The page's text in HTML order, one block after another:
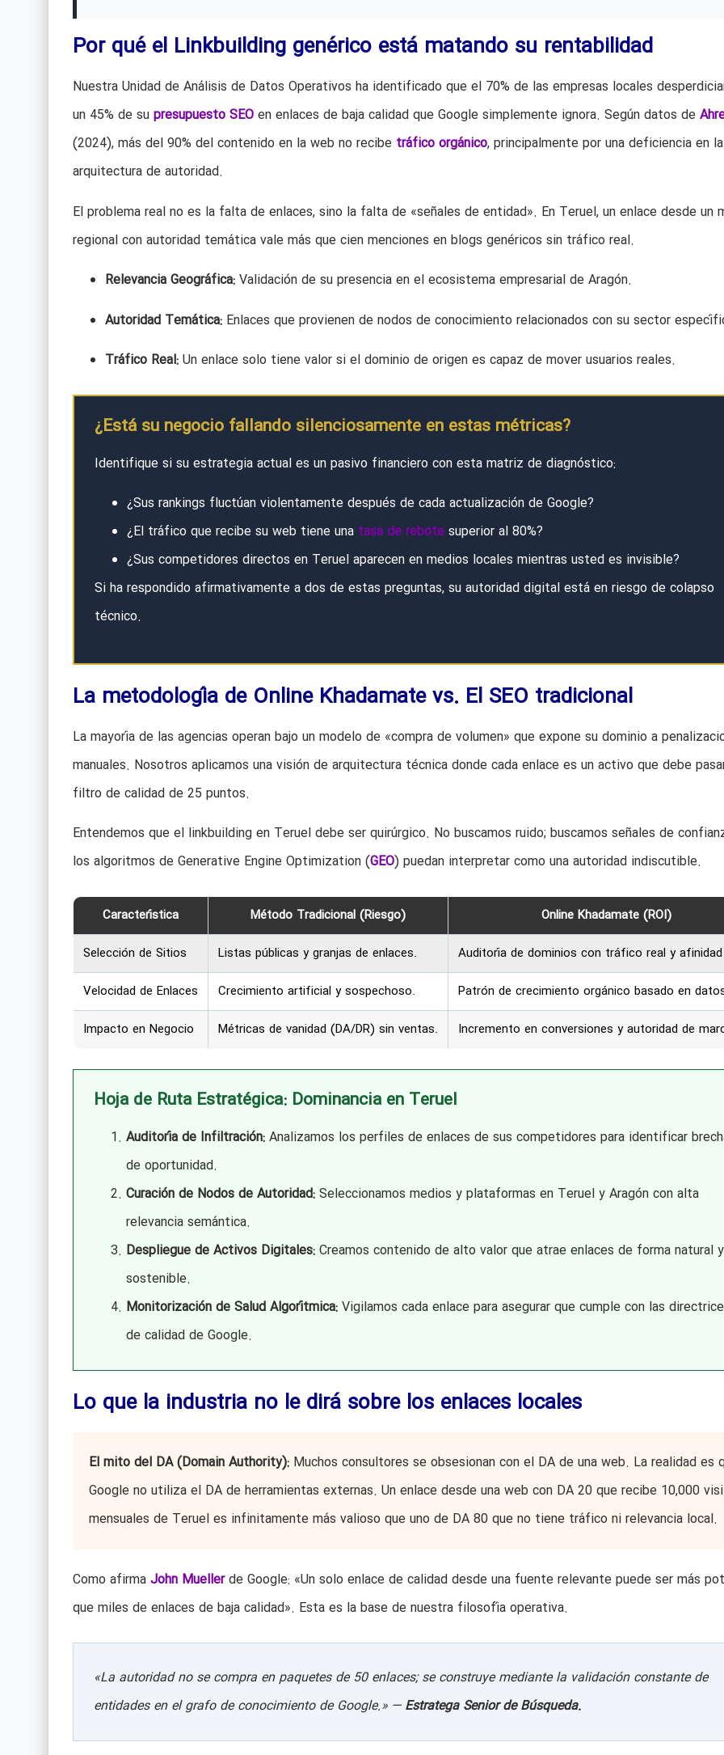
Por qué el Linkbuilding genérico está matando su rentabilidad
Nuestra Unidad de Análisis de Datos Operativos ha identificado que el 70% de las empresas locales
un 45% de su presupuesto SEOen enlaces de baja calidad que Google simplemente ignora. Según datos de
(2024), más del 90% del contenido en la web no recibe tráfico orgánico, principalmente por una deficiencia en la
arquitectura de autoridad.
El problema real no es la falta de enlaces, sino la falta de «señales de entidad». En Teruel, un enlace desde un
regional con autoridad temática vale más que cien menciones en blogs genéricos sin tráfico real.
Relevancia Geográfica:Validación de su presencia en el ecosistema empresarial de Aragón.
Autoridad Temática:Enlaces que provienen de nodos de conocimiento relacionados con su sector
Tráfico Real:Un enlace solo tiene valor si el dominio de origen es capaz de mover usuarios reales.
¿Está su negocio fallando silenciosamente en estas métricas?
Identifique si su estrategia actual es un pasivo financiero con esta matriz de diagnóstico:
¿Sus rankings fluctúan violentamente después de cada actualización de Google?
¿El tráfico que recibe su web tiene una tasa de rebotesuperior al 80%?
¿Sus competidores directos en Teruel aparecen en medios locales mientras usted es invisible?
Si ha respondido afirmativamente a dos de estas preguntas, su autoridad digital está en riesgo de colapso
técnico.
La metodología de Online Khadamate vs. El SEO tradicional
La mayoría de las agencias operan bajo un modelo de «compra de volumen» que expone su dominio a
manuales. Nosotros aplicamos una visión de arquitectura técnica donde cada enlace es un activo que debe
filtro de calidad de 25 puntos.
Entendemos que el linkbuilding en Teruel debe ser quirúrgico. No buscamos ruido; buscamos señales de
los algoritmos de Generative Engine Optimization (GEO) puedan interpretar como una autoridad indiscutible.
Característica Método Tradicional (Riesgo)
Online Khadamate (ROI)
Selección de Sitios
Listas públicas y granjas de enlaces.
Auditoría de dominios con tráfico real y
Velocidad de Enlaces
Crecimiento artificial y sospechoso.
Patrón de crecimiento orgánico basado en
Impacto en Negocio
Métricas de vanidad (DA/DR) sin ventas. Incremento en conversiones y autoridad de
Hoja de Ruta Estratégica: Dominancia en Teruel
Auditoría de Infiltración:Analizamos los perfiles de enlaces de sus competidores para identificar
de oportunidad.
Curación de Nodos de Autoridad:Seleccionamos medios y plataformas en Teruel y Aragón con alta
relevancia semántica.
Despliegue de Activos Digitales:Creamos contenido de alto valor que atrae enlaces de forma natural y
sostenible.
Monitorización de Salud Algorítmica:Vigilamos cada enlace para asegurar que cumple con las
de calidad de Google.
Lo que la industria no le dirá sobre los enlaces locales
El mito del DA (Domain Authority):Muchos consultores se obsesionan con el DA de una web. La realidad es
Google no utiliza el DA de herramientas externas. Un enlace desde una web con DA 20 que recibe 10,000
mensuales de Teruel es infinitamente más valioso que uno de DA 80 que no tiene tráfico ni relevancia local.
Como afirma John Muellerde Google: «Un solo enlace de calidad desde una fuente relevante puede ser más
que miles de enlaces de baja calidad». Esta es la base de nuestra filosofía operativa.
«La autoridad no se compra en paquetes de 50 enlaces; se construye mediante la validación constante de
entidades en el grafo de conocimiento de Google.» — Estratega Senior de Búsqueda.